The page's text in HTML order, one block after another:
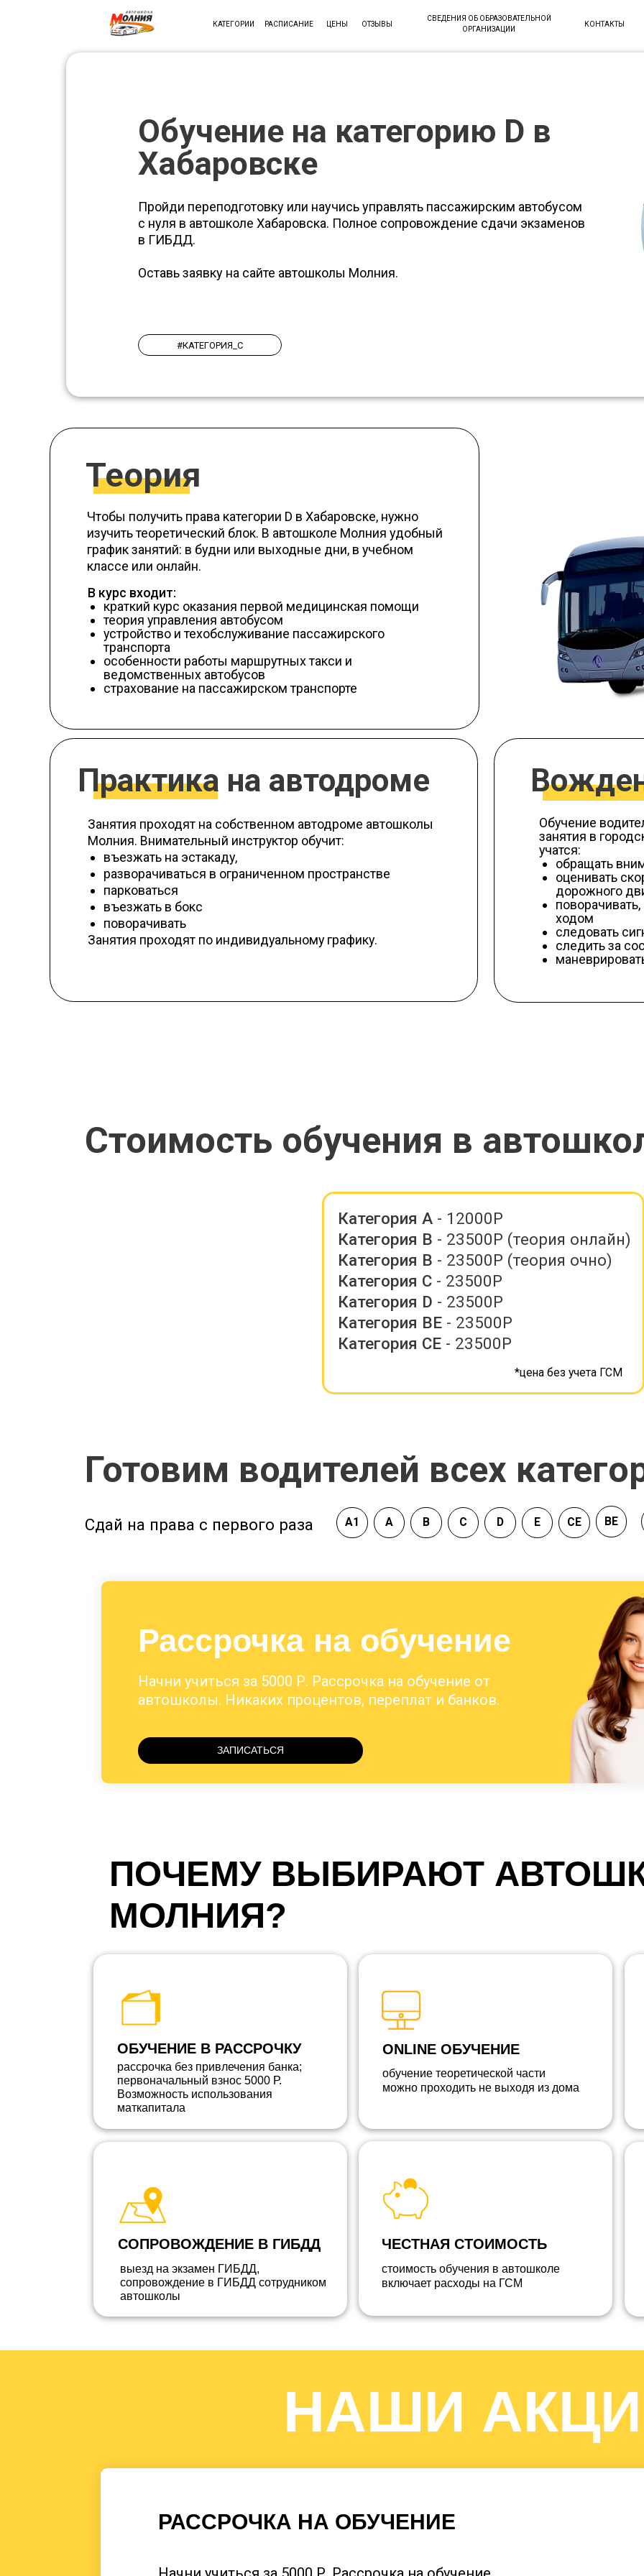
КОНТАКТЫ
СВЕДЕНИЯ ОБ ОБРАЗОВАТЕЛЬНОЙ
ОРГАНИЗАЦИИ
ОТЗЫВЫ
ЦЕНЫ
РАСПИСАНИЕ
КАТЕГОРИИ
Обучение на категорию D в
Хабаровске
Пройди переподготовку или научись управлять пассажирским автобусом
с нуля в автошколе Хабаровска. Полное сопровождение сдачи экзаменов
в ГИБДД.
Оставь заявку на сайте автошколы Молния.
#КАТЕГОРИЯ_С
Теория
В курс входит:
краткий курс оказания первой медицинская помощи
теория управления автобусом
устройство и техобслуживание пассажирского
особенности работы маршрутных такси и
ведомственных автобусов
страхование на пассажирском транспорте
Чтобы получить права категории D в Хабаровске, нужно
изучить теоретический блок. В автошколе Молния удобный
график занятий: в будни или выходные дни, в учебном
Практика на автодроме
Занятия проходят на собственном автодроме автошколы
въезжать на эстакаду,
разворачиваться в ограниченном пространстве
парковаться
поворачивать
Занятия проходят по индивидуальному графику.
Вождение в
занятия в городских
учатся:
обращать внимание на
оценивать скорость и
дорожного движения
следовать сигналам
следить за состоянием
маневрировать в сложных
Категория В
Категория С - 23500Р
Категория D
Категория СЕ- 23500Р
*цена без учета ГСМ
Готовим водителей всех категорий
Рассрочка на обучение
ЗАПИСАТЬСЯ
Начни учиться за 5000 Р. Рассрочка на обучение от
автошколы. Никаких процентов, переплат и банков.
рассрочка без привлечения банка;
первоначальный взнос 5000 Р.
Возможность использования
маткапитала
обучение теоретической части
можно проходить не выходя из дома
ОБУЧЕНИЕ В РАССРОЧКУ ONLINE ОБУЧЕНИЕ
ПОЧЕМУ ВЫБИРАЮТ
МОЛНИЯ?
выезд на экзамен ГИБДД,
сопровождение в ГИБДД сотрудником
автошколы
стоимость обучения в автошколе
включает расходы на ГСМ
СОПРОВОЖДЕНИЕ В ГИБДД ЧЕСТНАЯ СТОИМОСТЬ
РАССРОЧКА НА ОБУЧЕНИЕ
НАШИ
Отзывы учеников об обучении